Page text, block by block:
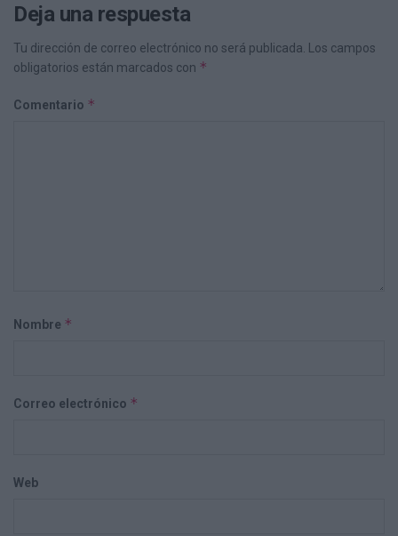
Deja una respuesta
Tu dirección de correo electrónico no será publicada.
Los campos
obligatorios están marcados con *
Comentario *
Nombre *
Correo electrónico *
Web